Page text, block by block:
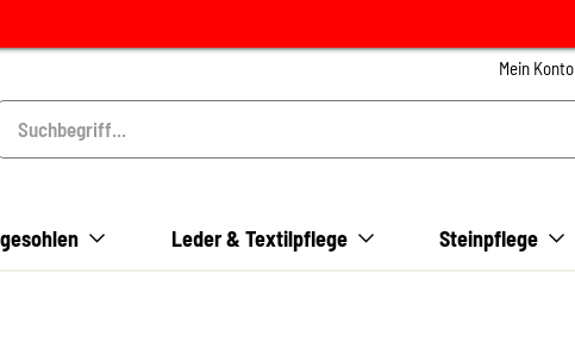
Mein Konto
Leder & Textilpflege Steinpflege